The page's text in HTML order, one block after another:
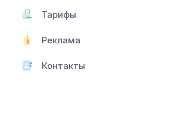
Тарифы
Реклама
Контакты